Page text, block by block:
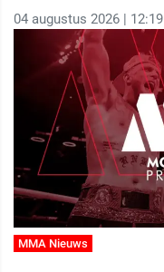
04 augustus 2026 | 12:19
MMA Nieuws